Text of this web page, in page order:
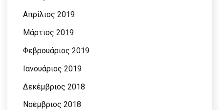
Απρίλιος 2019
Μάρτιος 2019
Φεβρουάριος 2019
Ιανουάριος 2019
Δεκέμβριος 2018
Νοέμβριος 2018